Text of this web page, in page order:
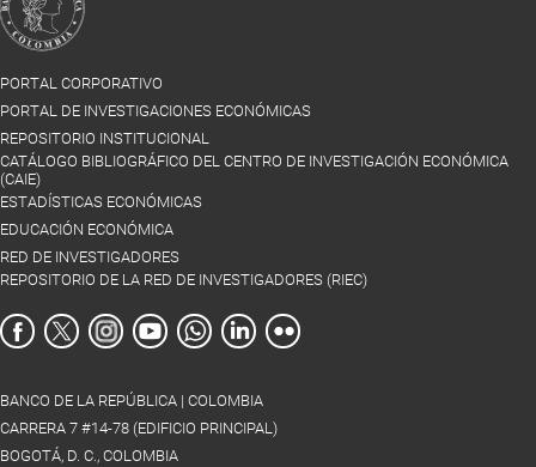
PORTAL CORPORATIVO
PORTAL DE INVESTIGACIONES ECONÓMICAS
REPOSITORIO INSTITUCIONAL
CATÁLOGO BIBLIOGRÁFICO DEL CENTRO DE INVESTIGACIÓN ECONÓMICA
(CAIE)
ESTADÍSTICAS ECONÓMICAS
EDUCACIÓN ECONÓMICA
RED DE INVESTIGADORES
REPOSITORIO DE LA RED DE INVESTIGADORES (RIEC)
BANCO DE LA REPÚBLICA | COLOMBIA
CARRERA 7 #14-78 (EDIFICIO PRINCIPAL)
BOGOTÁ, D. C., COLOMBIA